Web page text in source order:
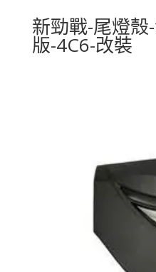
新勁戰-尾燈殼
版-4C6-改裝